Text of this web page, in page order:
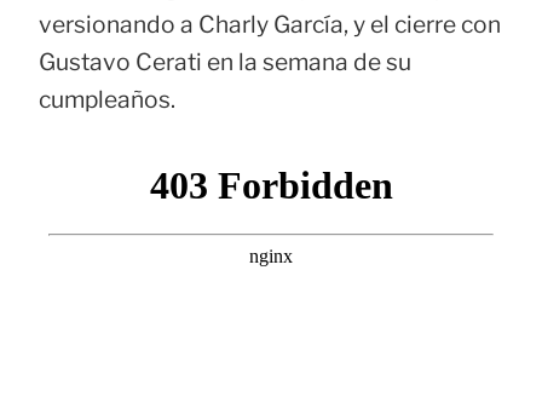
versionando a Charly García, y el cierre con
Gustavo Cerati en la semana de su
cumpleaños.